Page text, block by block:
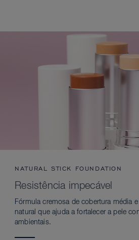
NATURAL STICK FOUNDATION
Resistência impecável
Fórmula cremosa de cobertura média
natural que ajuda a fortalecer a pele
ambientais.